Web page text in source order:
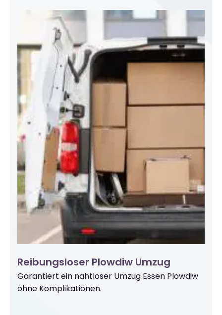
Reibungsloser Plowdiw Umzug
Garantiert ein nahtloser Umzug Essen Plowdiw
ohne Komplikationen.